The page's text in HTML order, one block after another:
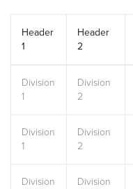
Header
1
Header
2
Division
1
Division
2
Division
1
Division
2
Division
Division